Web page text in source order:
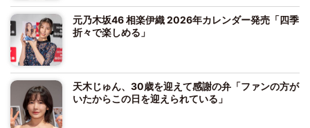
元乃木坂46 相楽伊織 2026年カレンダー発売「四季
折々で楽しめる」
天木じゅん、30歳を迎えて感謝の弁「ファンの方が
いたからこの日を迎えられている」